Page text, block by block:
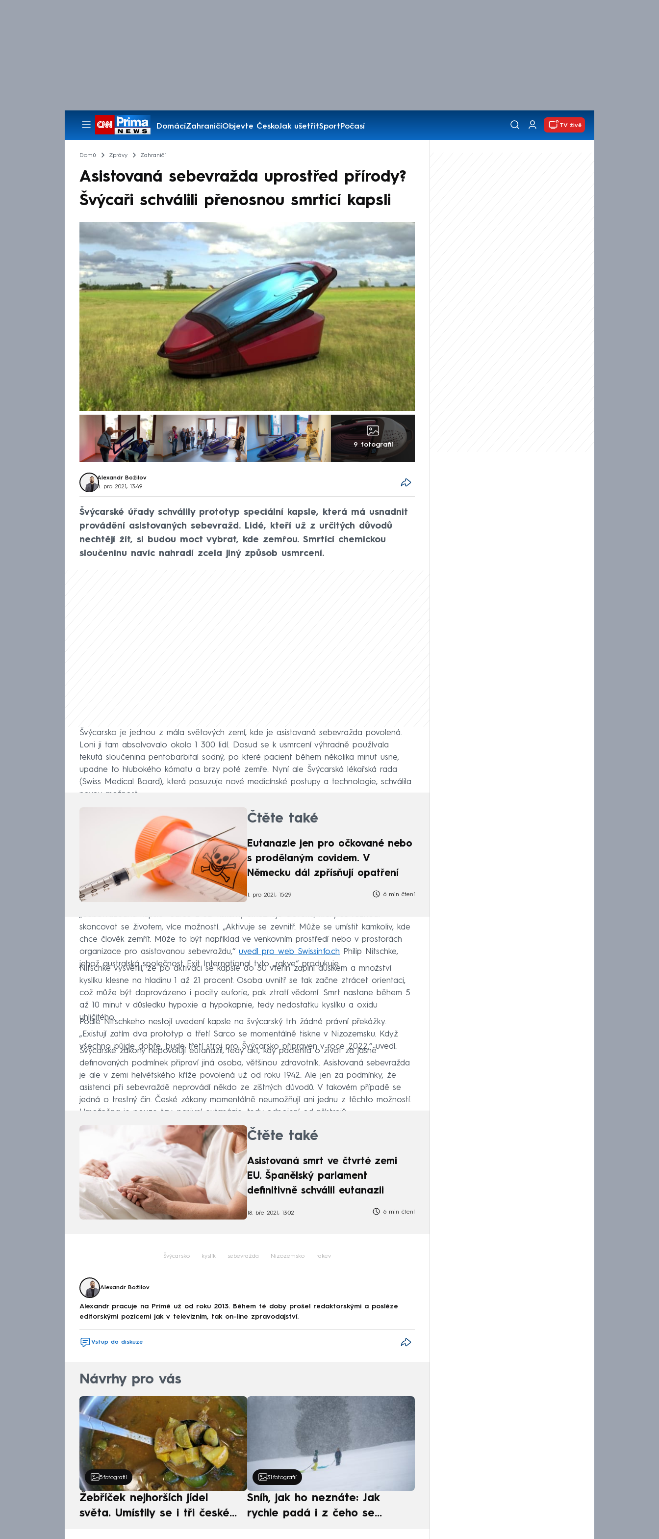
DomácíZahraničíObjevte ČeskoJak ušetřitSportPočasí
Pořady
TV živě
Domů Zprávy Zahraničí
Asistovaná sebevražda uprostřed přírody?
Švýcaři schválili přenosnou smrtící kapsli
9 fotografií
Alexandr Božilov
8. pro 2021, 13:49
Švýcarské úřady schválily prototyp speciální kapsle, která má usnadnit
provádění asistovaných sebevražd. Lidé, kteří už z určitých důvodů
nechtějí žít, si budou moct vybrat, kde zemřou. Smrtící chemickou
sloučeninu navíc nahradí zcela jiný způsob usmrcení.
Švýcarsko je jednou z mála světových zemí, kde je asistovaná sebevražda povolená.
Loni ji tam absolvovalo okolo 1 300 lidí. Dosud se k usmrcení výhradně používala
tekutá sloučenina pentobarbital sodný, po které pacient během několika minut usne,
upadne to hlubokého kómatu a brzy poté zemře. Nyní ale Švýcarská lékařská rada
(Swiss Medical Board), která posuzuje nové medicínské postupy a technologie, schválila
novou možnost.
Čtěte také
Eutanazie jen pro očkované nebo
s prodělaným covidem. V
Německu dál zpřísňují opatření
1. pro 2021, 15:29 6 min čtení
„Sebevražedná kapsle“ Sarco z 3D tiskárny umožňuje člověku, který se rozhodl
skoncovat se životem, více možností. „Aktivuje se zevnitř. Může se umístit kamkoliv, kde
chce člověk zemřít. Může to být například ve venkovním prostředí nebo v prostorách
organizace pro asistovanou sebevraždu,“ uvedl pro web Swissinfo.ch Philip Nitschke,
jehož australská společnost Exit International tyto „rakve“ produkuje.
Nitschke vysvětlil, že po aktivaci se kapsle do 30 vteřin zaplní dusíkem a množství
kyslíku klesne na hladinu 1 až 21 procent. Osoba uvnitř se tak začne ztrácet orientaci,
což může být doprovázeno i pocity euforie, pak ztratí vědomí. Smrt nastane během 5
až 10 minut v důsledku hypoxie a hypokapnie, tedy nedostatku kyslíku a oxidu
uhličitého.
Podle Nitschkeho nestojí uvedení kapsle na švýcarský trh žádné právní překážky.
„Existují zatím dva prototyp a třetí Sarco se momentálně tiskne v Nizozemsku. Když
všechno půjde dobře, bude třetí stroj pro Švýcarsko připraven v roce 2022,“ uvedl.
Švýcarské zákony nepovolují eutanázii, tedy akt, kdy pacienta o život za jasně
definovaných podmínek připraví jiná osoba, většinou zdravotník. Asistovaná sebevražda
je ale v zemi helvétského kříže povolená už od roku 1942. Ale jen za podmínky, že
asistenci při sebevraždě neprovádí někdo ze zištných důvodů. V takovém případě se
jedná o trestný čin. České zákony momentálně neumožňují ani jednu z těchto možností.
Umožněna je pouze tzv. pasivní eutanázie, tedy odpojení od přístrojů.
Čtěte také
Asistovaná smrt ve čtvrté zemi
EU. Španělský parlament
definitivně schválil eutanazii
18. bře 2021, 13:02 6 min čtení
Švýcarsko kyslík sebevražda Nizozemsko rakev
Alexandr Božilov
Alexandr pracuje na Primě už od roku 2013. Během té doby prošel redaktorskými a posléze
editorskými pozicemi jak v televizním, tak on-line zpravodajství.
Vstup do diskuze
Návrhy pro vás
5 fotografií
Žebříček nejhorších jídel
světa. Umístily se i tři české
31 fotografií
Sníh, jak ho neznáte: Jak
rychle padá i z čeho se